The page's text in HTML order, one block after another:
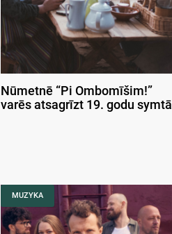
Nūmetnē “Pi Ombomīšim!”
varēs atsagrīzt 19. godu symtā
MUZYKA